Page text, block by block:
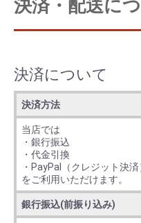
決済・配送に
決済について
決済方法
当店では
・銀行振込
・代金引換
・PayPal（クレジット決済
をご利用いただけます。
銀行振込(前振り込み)